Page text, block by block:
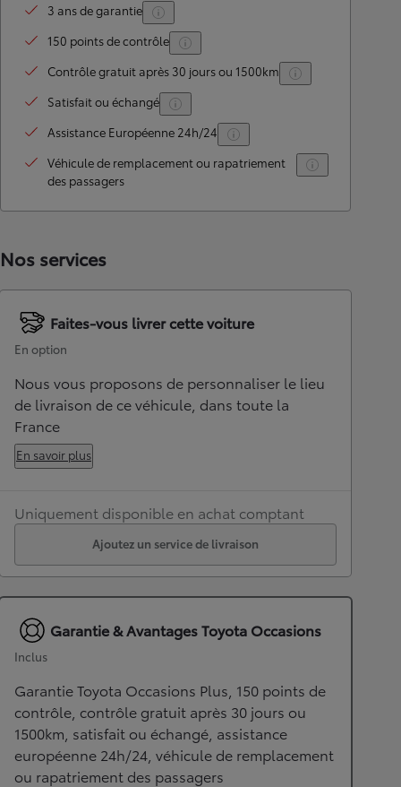
3 ans de garantie
150 points de contrôle
Contrôle gratuit après 30 jours ou 1500km
Satisfait ou échangé
Assistance Européenne 24h/24
Véhicule de remplacement ou rapatriement
des passagers
Nos services
Faites-vous livrer cette voiture
En option
Nous vous proposons de personnaliser le lieu
de livraison de ce véhicule, dans toute la
France
En savoir plus
Uniquement disponible en achat comptant
Ajoutez un service de livraison
Garantie & Avantages Toyota Occasions
Inclus
Garantie Toyota Occasions Plus, 150 points de
contrôle, contrôle gratuit après 30 jours ou
1500km, satisfait ou échangé, assistance
européenne 24h/24, véhicule de remplacement
ou rapatriement des passagers